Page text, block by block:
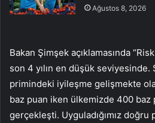
Ağustos 8, 2026
Bakan Şimşek açıklamasında
son 4 yılın en düşük seviyesinde.
primindeki iyileşme gelişmekte
baz puan iken ülkemizde 400 baz
gerçekleşti. Uyguladığımız